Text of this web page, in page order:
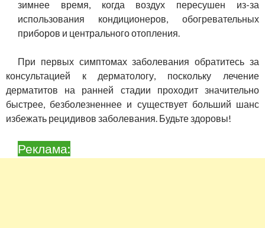
зимнее время, когда воздух пересушен из-за
использования кондиционеров, обогревательных
приборов и центрального отопления.
При первых симптомах заболевания обратитесь за
консультацией к дерматологу, поскольку лечение
дерматитов на ранней стадии проходит значительно
быстрее, безболезненнее и существует больший шанс
избежать рецидивов заболевания. Будьте здоровы!
Реклама: